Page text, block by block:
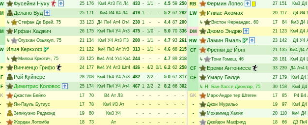
Фусейни Нуху 25 176 Км4 Ат3 П4 Л4 433 - 1/1 - 4.5 59 250
Делано Вуд 25 171 Км4 И4 К4 Л4 419 1 - - 5.2 67 282
↳
Стефан Де Врей, 75 33 123 Д4 Пк4 Ат4 От4 230 1 - - 4.4 87 200
Ирфан Хаджич 26 175 Км4 Пк4 У4 Ат3 475 - 1/0 - 5.0 70 336
↳
Огузхан Озьякуп, 75 21 134 Км4 У4 Ат3 П3 280 - 1/1 - 4.7 93 261
Илия Керкхоф 21 122 Км4 Пк3 Ат Уг3 313 - 1/1 - 4.6 68 215
↳
Милош Кркотич, 75 23 125 Км4 Ат4 Уг4 Ка4 244 - - - 4.7 89 218
Винченцо Грифо 24 177 Км4 У4 Ат3 Шт4 426 - 4/2 0/1 6.2 62 258
Рой Куйперс 28 208 Км4 Пк4 У4 Ат3 482 - 2/2 - 5.0 67 317
Димитрис Коловос 25 174 Км4 Пк4 У4 Ат4 467 1 2/2 2 8.2 66 302
Джастин Бейло 17 70 В4 Ат Л3 - - - - - -
-
-
Ян-Пауль Бутиус 17 78 Км4 И3 Ат - - - - - -
-
-
Зепикуэно Редмонд 19 80 Км3 У4 - - - - - -
-
-
Жордан Лотомба 18 73 Ат - - - - - -
-
RB
Фермин Лопес 27 151 Км3 Д4
LW
Илиас Ахомах 20 117 Д4 И4
↳
Вистон Фернандес, 60 17 84 Км3 Д4
DM
Джомо Эндрю 21 123 Км4 Д4
RW
Ламин Ямаль 23 142 Д4 У4
CF
Френки де Йонг 21 135 Км4 Д4
↳
Тони Гомеш, 46 28 181 Км4 Д4
CF
Ереми Антониссе 33 239 Д4 Ат4
CF
Умару Балде 27 179 Км4 Д4
↳ Н. Бан-Хассе Дионлар, 75 30 158 Км4 Д4
GK
Марк-Андре тер Штеген 17 85 Р4 В4
-
Джон Мурильо 19 97 Км4 Д4
-
Мохаммед Халил 20 110 Км4 Д4
-
Джейдон Макфилд 18 66 Д3 Пк4